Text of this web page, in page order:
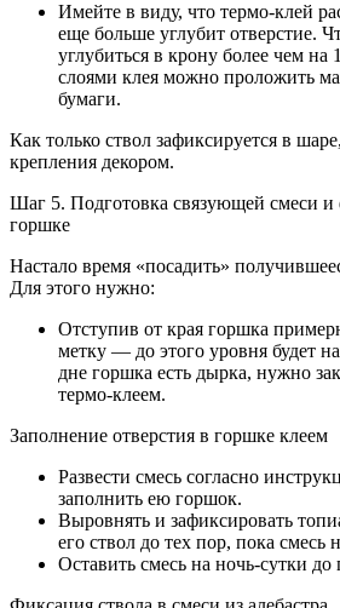
Имейте в виду, что термо-клей
еще больше углубит отверстие.
углубиться в крону более чем на
слоями клея можно проложить
бумаги.
Как только ствол зафиксируется в
крепления декором.
Шаг 5. Подготовка связующей смеси и
горшке
Настало время «посадить»
Для этого нужно:
Отступив от края горшка
метку — до этого уровня будет
дне горшка есть дырка, нужно
термо-клеем.
Заполнение отверстия в горшке клеем
Развести смесь согласно
заполнить ею горшок.
Выровнять и зафиксировать
его ствол до тех пор, пока смесь
Оставить смесь на ночь-сутки